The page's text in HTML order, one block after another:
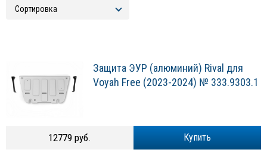
Защита ЭУР (алюминий) Rival для
Voyah Free (2023-2024) № 333.9303.1
Купить
12779 руб.